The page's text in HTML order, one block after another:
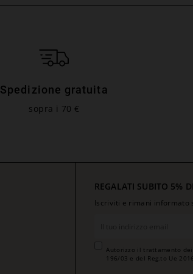
Spedizione gratuita
sopra i 70 €
REGALATI SUBITO 5%
Iscriviti e rimani informato
Autorizzo il trattamento
196/03 e del Reg.to Ue